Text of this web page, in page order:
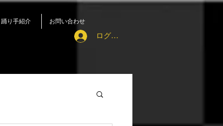
踊り手紹介 お問い合わせ
ログイン